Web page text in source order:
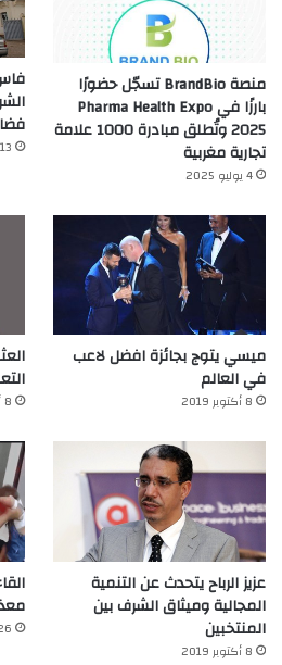
منصة BrandBio تسجّل حضورًا
بارزًا في Pharma Health Expo
2025 وتُطلق مبادرة 1000 علامة
تجارية مغربية
4 يوليو 2025
13 أكتوبر 2022
ميسي يتوج بجائزة افضل لاعب
في العالم‎
8 أكتوبر 2019 8 أكتوبر 2019
عزيز الرباح يتحدث عن التنمية
المجالية وميثاق الشرف بين
المنتخبين
8 أكتوبر 2019
26